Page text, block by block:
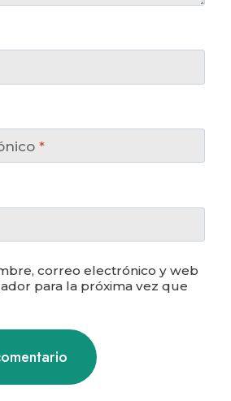
*
correo electrónico y web
para la próxima vez que